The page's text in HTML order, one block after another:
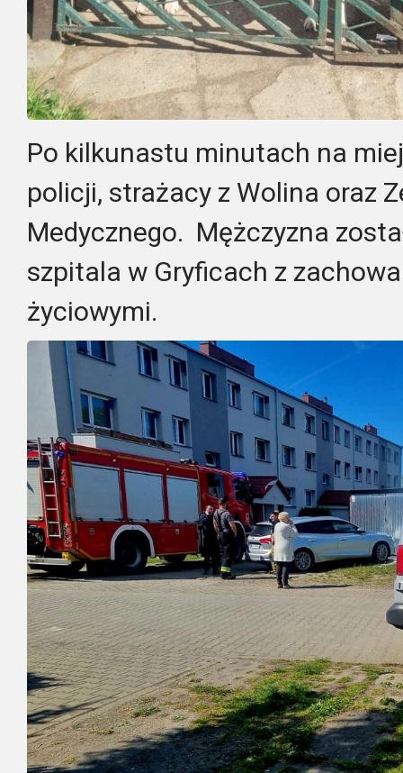
Po kilkunastu minutach na
policji, strażacy z Wolina oraz
Medycznego. Mężczyzna
szpitala w Gryficach z
życiowymi.